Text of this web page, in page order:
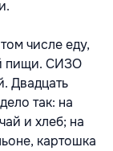
числе еду,
пищи. СИЗО
Двадцать
так: на
и хлеб; на
картошка